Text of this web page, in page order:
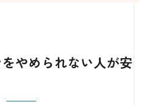
やめられない人が安